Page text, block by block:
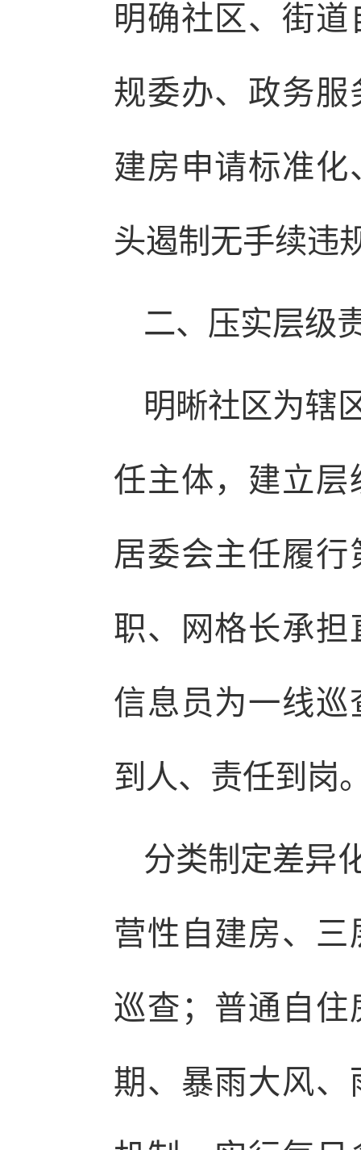
明确社区、街
规委办、政务
建房申请标准
头遏制无手续违
二、压实层级
明晰社区为辖
任主体，建立
居委会主任履
职、网格长承
信息员为一线
到人、责任到岗
分类制定差异
营性自建房、
巡查；普通自
期、暴雨大风